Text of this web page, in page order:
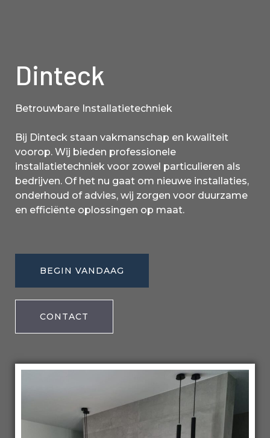
Dinteck
Betrouwbare Installatietechniek
Bij Dinteck staan vakmanschap en kwaliteit
voorop. Wij bieden professionele
installatietechniek voor zowel particulieren als
bedrijven. Of het nu gaat om nieuwe installaties,
onderhoud of advies, wij zorgen voor duurzame
en efficiënte oplossingen op maat.
BEGIN VANDAAG
CONTACT